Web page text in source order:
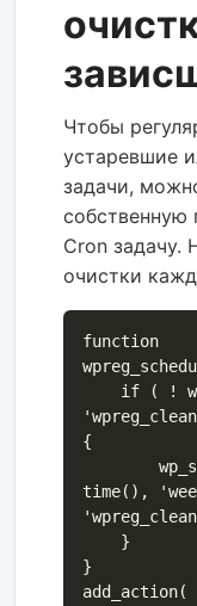
Чтобы
устаревшие
задачи,
собственную
Cron задачу.
очистки
function
{
time(),
}